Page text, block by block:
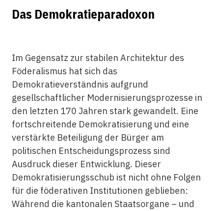
Das Demokratieparadoxon
Im Gegensatz zur stabilen Architektur des
Föderalismus hat sich das
Demokratieverständnis aufgrund
gesellschaftlicher Modernisierungsprozesse in
den letzten 170 Jahren stark gewandelt. Eine
fortschreitende Demokratisierung und eine
verstärkte Beteiligung der Bürger am
politischen Entscheidungsprozess sind
Ausdruck dieser Entwicklung. Dieser
Demokratisierungsschub ist nicht ohne Folgen
für die föderativen Institutionen geblieben:
Während die kantonalen Staatsorgane – und